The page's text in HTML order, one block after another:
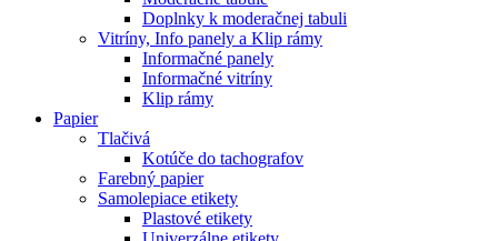
Doplnky k moderačnej tabuli
Vitríny, Info panely a Klip rámy
Informačné panely
Informačné vitríny
Klip rámy
Papier
Tlačivá
Kotúče do tachografov
Farebný papier
Samolepiace etikety
Plastové etikety